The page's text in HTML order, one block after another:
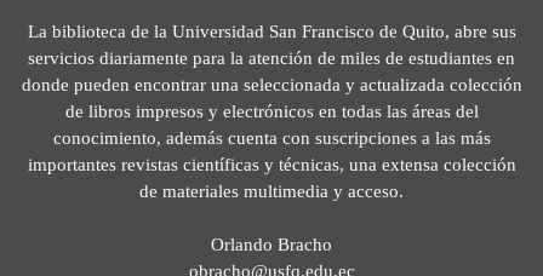
La biblioteca de la Universidad San Francisco de Quito, abre sus
servicios diariamente para la atención de miles de estudiantes en
donde pueden encontrar una seleccionada y actualizada colección
de libros impresos y electrónicos en todas las áreas del
conocimiento, además cuenta con suscripciones a las más
importantes revistas científicas y técnicas, una extensa colección
de materiales multimedia y acceso.
Orlando Bracho
obracho@usfq.edu.ec